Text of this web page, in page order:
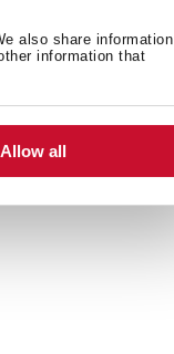
also share information
information that
Allow all